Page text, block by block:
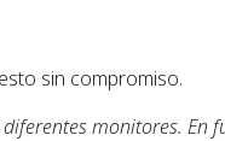
sin compromiso.
monitores.